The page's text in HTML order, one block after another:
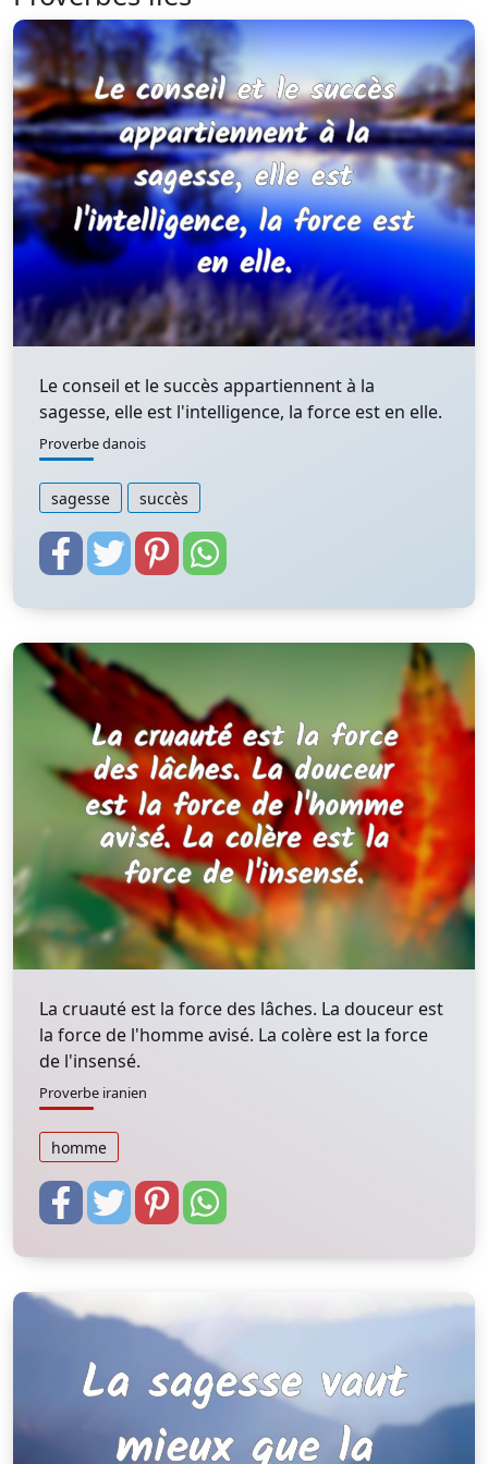
Le conseil et le succès appartiennent à la
sagesse, elle est l'intelligence, la force est en elle.
Proverbe danois
sagesse succès
La cruauté est la force des lâches. La douceur est
la force de l'homme avisé. La colère est la force
de l'insensé.
Proverbe iranien
homme